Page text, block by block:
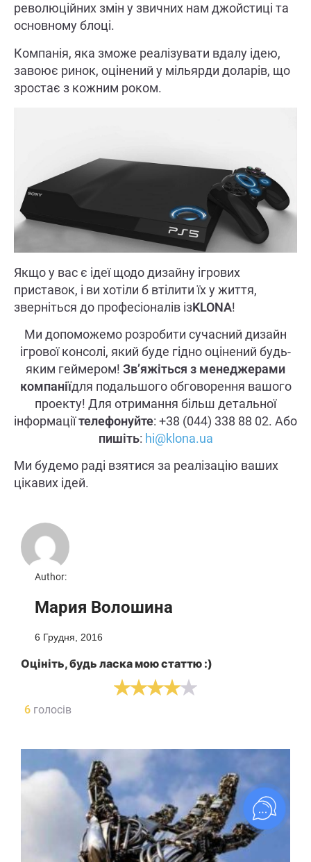
революційних змін у звичних нам джойстиці та
основному блоці.
Компанія, яка зможе реалізувати вдалу ідею,
завоює ринок, оцінений у мільярди доларів, що
зростає з кожним роком.
Якщо у вас є ідеї щодо дизайну ігрових
приставок, і ви хотіли б втілити їх у життя,
зверніться до професіоналів ізKLONA!
Ми допоможемо розробити сучасний дизайн
ігрової консолі, який буде гідно оцінений будь-
яким геймером! Зв’яжіться з менеджерами
компаніїдля подальшого обговорення вашого
проекту! Для отримання більш детальної
інформаціїтелефонуйте: +38 (044) 338 88 02. Або
пишіть: hi@klona.ua
Ми будемо раді взятися за реалізацію ваших
цікавих ідей.
Author:
Мария Волошина
6 Грудня, 2016
Оцініть, будь ласка мою статтю :)
6 голосів